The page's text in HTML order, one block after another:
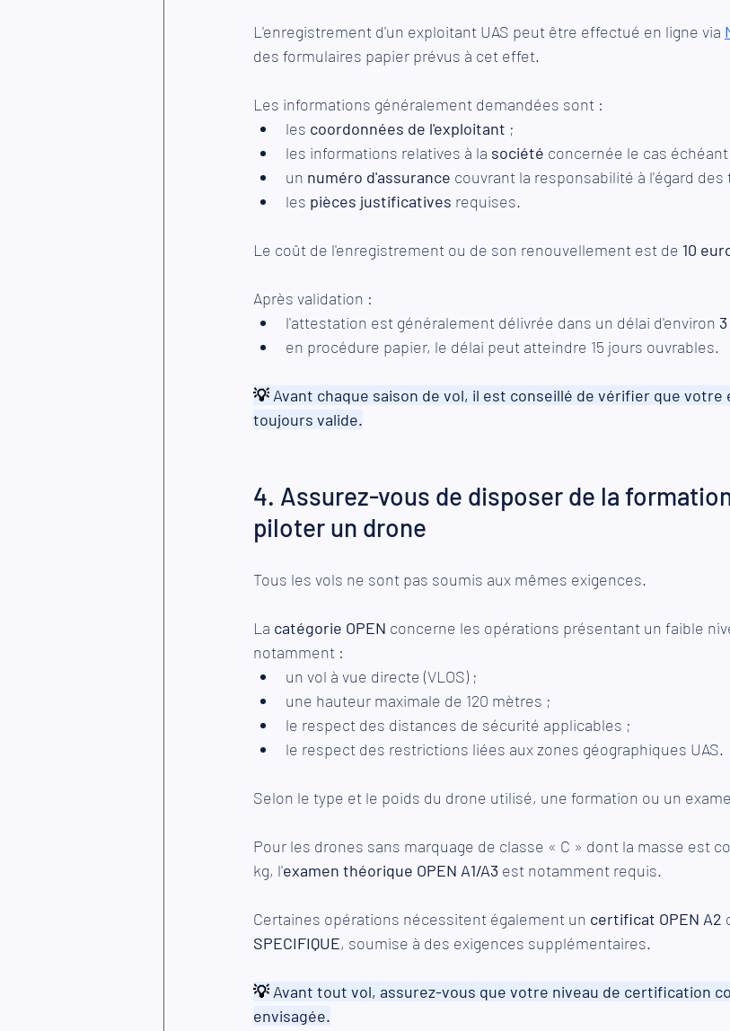
L'enregistrement d'un exploitant UAS peut être effectué en ligne via
des formulaires papier prévus à cet effet.
Les informations généralement demandées sont :
les coordonnées de l'exploitant ;
les informations relatives à la société concernée le cas échéant
un numéro d'assurance couvrant la responsabilité à l'égard des
les pièces justificatives requises.
Le coût de l'enregistrement ou de son renouvellement est de 10
Après validation :
l'attestation est généralement délivrée dans un délai d'environ
en procédure papier, le délai peut atteindre 15 jours ouvrables.
💡 Avant chaque saison de vol, il est conseillé de vérifier que
toujours valide.
4. Assurez-vous de disposer de la
piloter un drone
Tous les vols ne sont pas soumis aux mêmes exigences.
La catégorie OPEN concerne les opérations présentant un faible
notamment :
un vol à vue directe (VLOS) ;
une hauteur maximale de 120 mètres ;
le respect des distances de sécurité applicables ;
le respect des restrictions liées aux zones géographiques UAS.
Selon le type et le poids du drone utilisé, une formation ou un
Pour les drones sans marquage de classe « C » dont la masse est
kg, l'examen théorique OPEN A1/A3 est notamment requis.
Certaines opérations nécessitent également un certificat OPEN A2
SPECIFIQUE, soumise à des exigences supplémentaires.
💡 Avant tout vol, assurez-vous que votre niveau de certification
envisagée.